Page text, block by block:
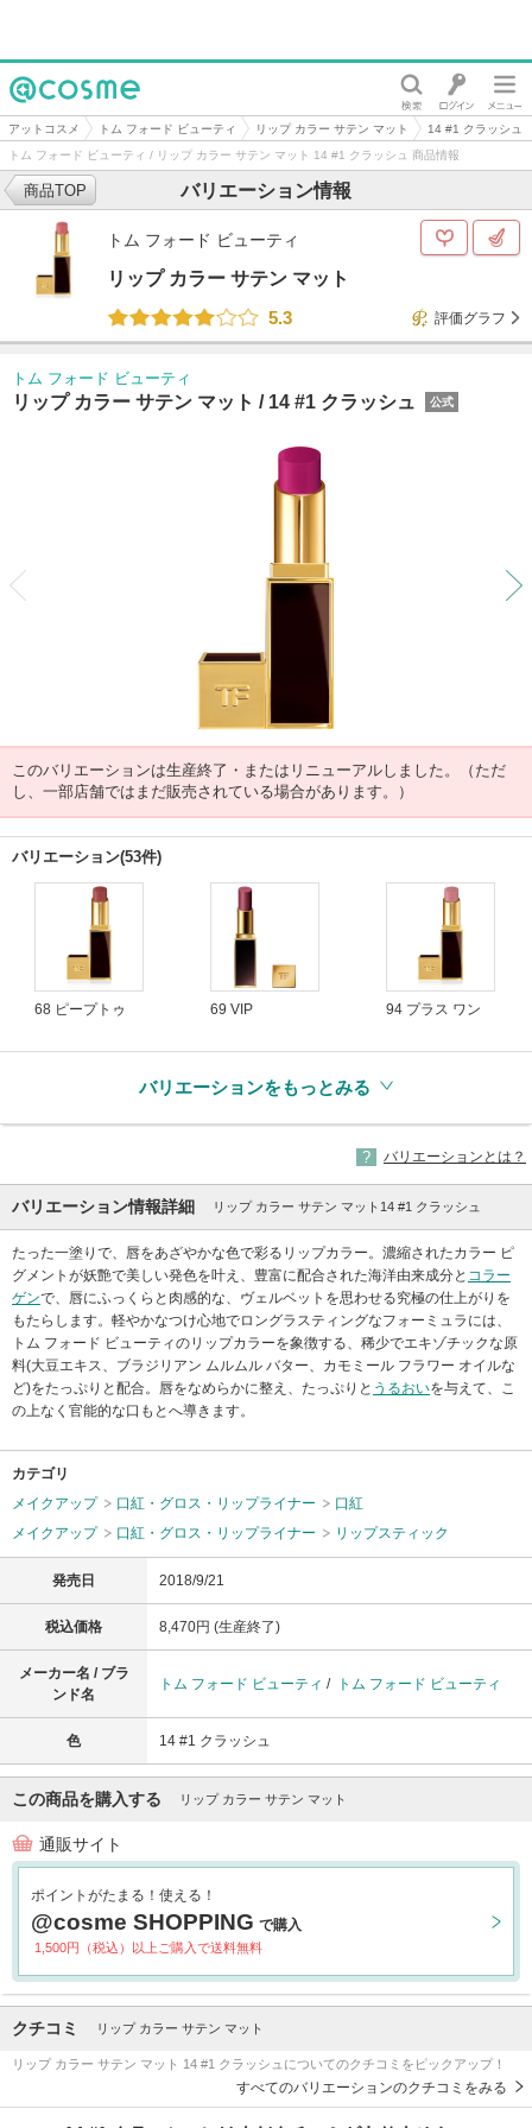
@cosme
アットコスメ トム フォード ビューティ リップ カラー サテン マット
14 #1 クラッシュ
トム フォード ビューティ / リップ カラー サテン マット 14 #1 クラッシュ 商品情報
バリエーション情報
商品TOP
トム フォード ビューティ
リップ カラー サテン マット
5.3
評価グラフ
トム フォード ビューティ
リップ カラー サテン マット / 14 #1 クラッシュ 公式
このバリエーションは生産終了・またはリニューアルしました。（ただ
し、一部店舗ではまだ販売されている場合があります。）
バリエーション(53件)
68 ピープトゥ 69 VIP 94 プラス ワン
バリエーションをもっとみる
バリエーションとは？
バリエーション情報詳細 リップ カラー サテン マット14 #1 クラッシュ
たった一塗りで、唇をあざやかな色で彩るリップカラー。濃縮されたカラー ピ
グメントが妖艶で美しい発色を叶え、豊富に配合された海洋由来成分と コラー
ゲンで、唇にふっくらと肉感的な、ヴェルベットを思わせる究極の仕上がりを
もたらします。軽やかなつけ心地でロングラスティングなフォーミュラには、
トム フォード ビューティのリップカラーを象徴する、稀少でエキゾチックな原
料(大豆エキス、ブラジリアン ムルムル バター、カモミール フラワー オイルな
ど)をたっぷりと配合。唇をなめらかに整え、たっぷりと うるおいを与えて、こ
の上なく官能的な口もとへ導きます。
カテゴリ
メイクアップ
口紅・グロス・リップライナー
口紅
メイクアップ
口紅・グロス・リップライナー リップスティック
発売日 2018/9/21
税込価格 8,470円 (生産終了)
メーカー名 / ブラ
ンド名
トム フォード ビューティ / トム フォード ビューティ
色 14 #1 クラッシュ
この商品を購入する リップ カラー サテン マット
通販サイト
ポイントがたまる！使える！
@cosme SHOPPING で購入
1,500円（税込）以上ご購入で送料無料
クチコミ リップ カラー サテン マット
リップ カラー サテン マット 14 #1 クラッシュについてのクチコミをピックアップ！
すべてのバリエーションのクチコミをみる